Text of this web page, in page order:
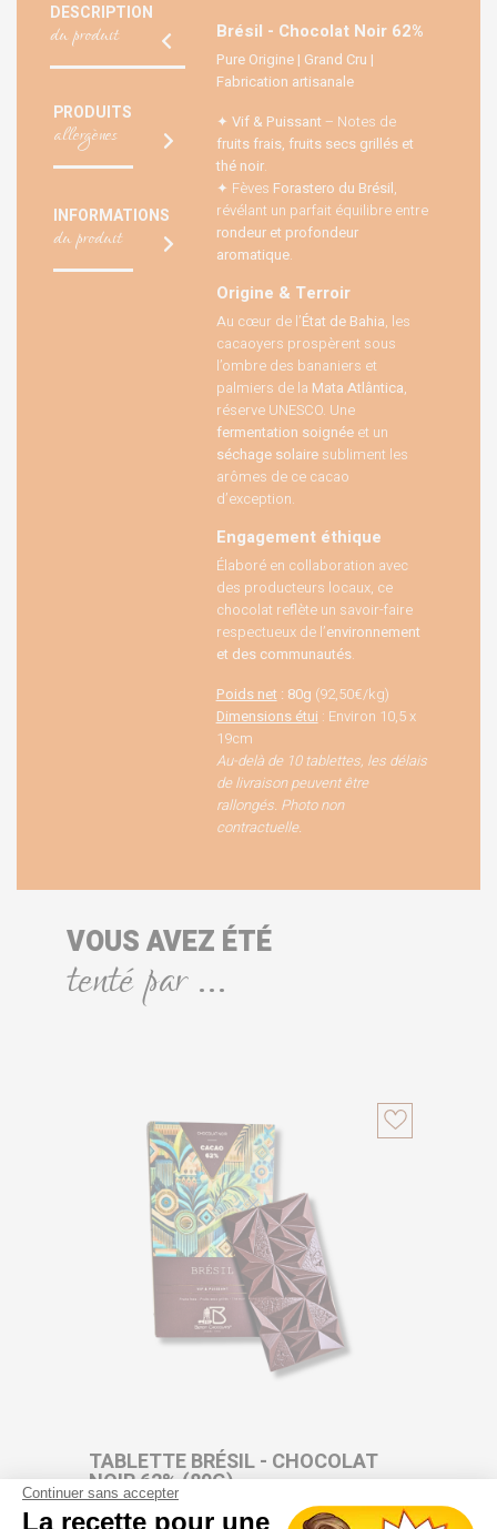
Continuer sans accepter
La recette pour une
DESCRIPTION
du produit
PRODUITS
allergènes
INFORMATIONS
du produit
Brésil - Chocolat Noir 62%
Pure Origine | Grand Cru |
Fabrication artisanale
✦ Vif & Puissant– Notes de
fruits frais, fruits secs grillés et
thé noir.
✦ Fèves Forastero du Brésil,
révélant un parfait équilibre entre
rondeur et profondeur
aromatique.
Origine & Terroir
Au cœur de l’État de Bahia, les
cacaoyers prospèrent sous
l’ombre des bananiers et
palmiers de la Mata Atlântica,
réserve UNESCO. Une
fermentation soignéeet un
séchage solairesubliment les
arômes de ce cacao
d’exception.
Engagement éthique
Élaboré en collaboration avec
des producteurs locaux, ce
chocolat reflète un savoir-faire
respectueux de l’environnement
et des communautés.
Poids net: 80g (92,50€/kg)
Dimensions étui : Environ 10,5 x
19cm
Au-delà de 10 tablettes, les délais
de livraison peuvent être
rallongés. Photo non
contractuelle.
VOUS AVEZ ÉTÉ
tenté par ...
TABLETTE BRÉSIL - CHOCOLAT
NOIR 62% (80G)